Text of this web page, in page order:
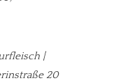
|
20